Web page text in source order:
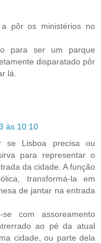
pôr os ministérios no
para ser um parque
disparatado pôr
lá.
às 10:10
se Lisboa precisa ou
para representar o
da cidade. A função
transformá-la em
de jantar na entrada
com assoreamento
ao pé da atual
cidade, ou parte dela